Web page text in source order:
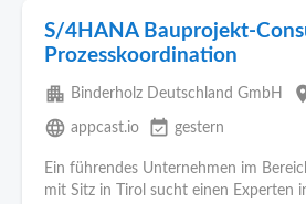
S/4HANA Bauprojekt-
Prozesskoordination
apartment Binderholz Deutschland GmbH
language appcast.io event_available gestern
Ein führendes Unternehmen im
mit Sitz in Tirol sucht einen Experten